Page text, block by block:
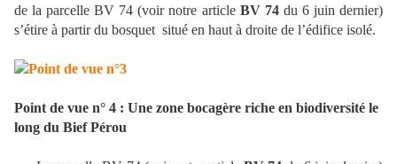
de la parcelle BV 74 (voir notre article BV 74du 6 juin dernier)
s’étire à partir du bosquet situé en haut à droite de l’édifice isolé.
Point de vue n° 4 : Une zone bocagère riche en biodiversité le
long du Bief Pérou